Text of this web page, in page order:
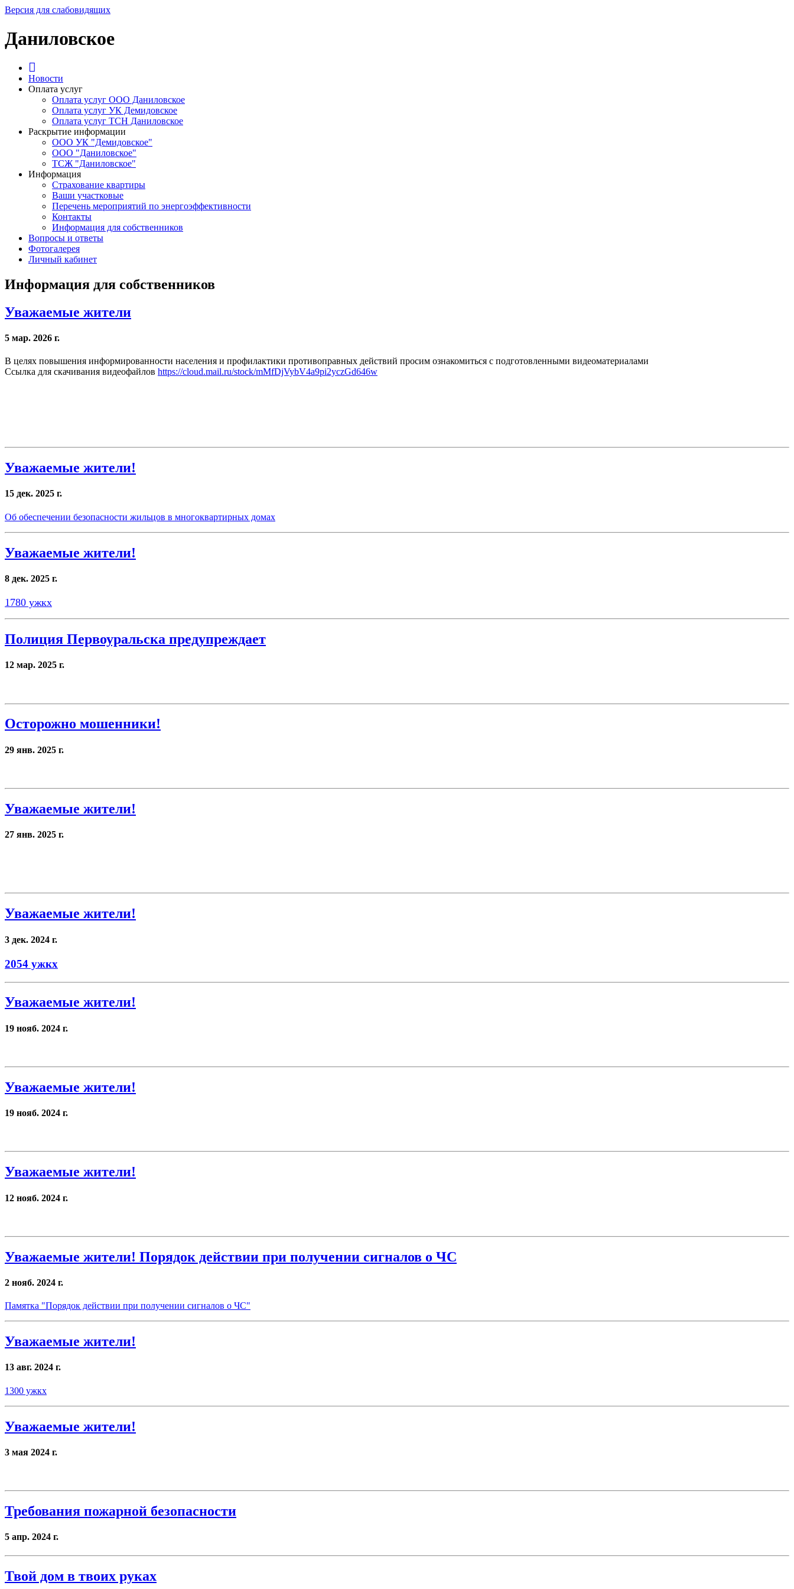
Версия для слабовидящих
Даниловское
Новости
Оплата услуг
Оплата услуг ООО Даниловское
Оплата услуг УК Демидовское
Оплата услуг ТСН Даниловское
Раскрытие информации
ООО УК "Демидовское"
ООО "Даниловское"
ТСЖ "Даниловское"
Информация
Страхование квартиры
Ваши участковые
Перечень мероприятий по энергоэффективности
Контакты
Информация для собственников
Вопросы и ответы
Фотогалерея
Личный кабинет
Информация для собственников
Уважаемые жители
5 мар. 2026 г.
В целях повышения информированности населения и профилактики противоправных действий просим ознакомиться с подготовленными видеоматериалами
Ссылка для скачивания видеофайлов https://cloud.mail.ru/stock/mMfDjVybV4a9pi2yczGd646w
Уважаемые жители!
15 дек. 2025 г.
Об обеспечении безопасности жильцов в многоквартирных домах
Уважаемые жители!
8 дек. 2025 г.
1780 ужкх
Полиция Первоуральска предупреждает
12 мар. 2025 г.
Осторожно мошенники!
29 янв. 2025 г.
Уважаемые жители!
27 янв. 2025 г.
Уважаемые жители!
3 дек. 2024 г.
2054 ужкх
Уважаемые жители!
19 нояб. 2024 г.
Уважаемые жители!
19 нояб. 2024 г.
Уважаемые жители!
12 нояб. 2024 г.
Уважаемые жители! Порядок действии при получении сигналов о ЧС
2 нояб. 2024 г.
Памятка "Порядок действии при получении сигналов о ЧС"
Уважаемые жители!
13 авг. 2024 г.
1300 ужкх
Уважаемые жители!
3 мая 2024 г.
Требования пожарной безопасности
5 апр. 2024 г.
Твой дом в твоих руках